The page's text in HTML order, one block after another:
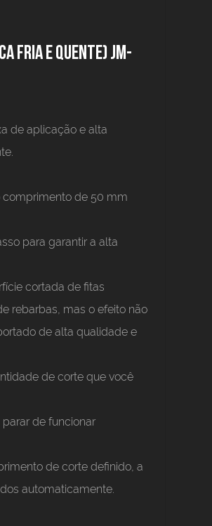
fria e quente) JM-
de aplicação e alta
comprimento de 50 mm
para garantir a alta
cortada de fitas
rebarbas, mas o efeito não
de alta qualidade e
de corte que você
de funcionar
de corte definido, a
automaticamente.